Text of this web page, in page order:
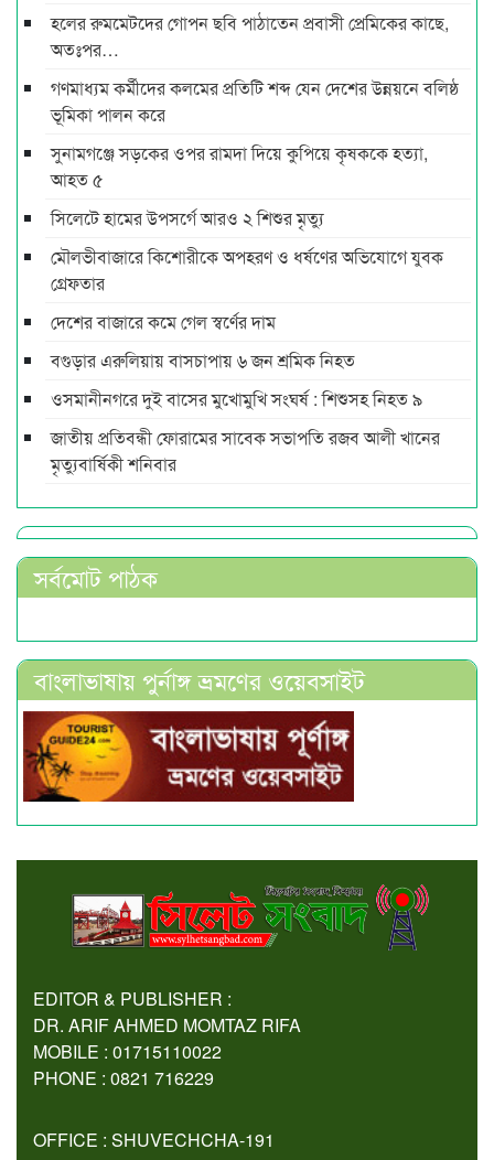
হলের রুমমেটদের গোপন ছবি পাঠাতেন প্রবাসী প্রেমিকের কাছে,
অতঃপর…
গণমাধ্যম কর্মীদের কলমের প্রতিটি শব্দ যেন দেশের উন্নয়নে বলিষ্ঠ
ভূমিকা পালন করে
সুনামগঞ্জে সড়কের ওপর রামদা দিয়ে কুপিয়ে কৃষককে হত্যা,
আহত ৫
সিলেটে হামের উপসর্গে আরও ২ শিশুর মৃত্যু
মৌলভীবাজারে কিশোরীকে অপহরণ ও ধর্ষণের অভিযোগে যুবক
গ্রেফতার
দেশের বাজারে কমে গেল স্বর্ণের দাম
বগুড়ার এরুলিয়ায় বাসচাপায় ৬ জন শ্রমিক নিহত
ওসমানীনগরে দুই বাসের মুখোমুখি সংঘর্ষ : শিশুসহ নিহত ৯
জাতীয় প্রতিবন্ধী ফোরামের সাবেক সভাপতি রজব আলী খানের
মৃত্যুবার্ষিকী শনিবার
সর্বমোট পাঠক
বাংলাভাষায় পুর্নাঙ্গ ভ্রমণের ওয়েবসাইট
EDITOR & PUBLISHER :
DR. ARIF AHMED MOMTAZ RIFA
MOBILE : 01715110022
PHONE : 0821 716229
OFFICE : SHUVECHCHA-191